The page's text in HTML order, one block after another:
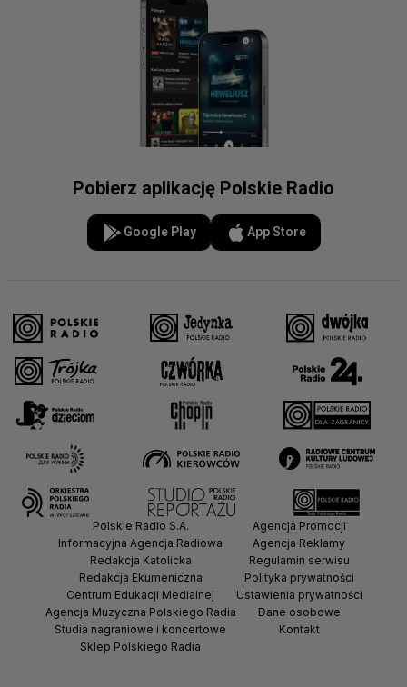
Pobierz aplikację Polskie Radio
Google Play App Store
Polskie Radio S.A.
Informacyjna Agencja Radiowa
Redakcja Katolicka
Redakcja Ekumeniczna
Centrum Edukacji Medialnej
Agencja Muzyczna Polskiego Radia
Studia nagraniowe i koncertowe
Sklep Polskiego Radia
Agencja Promocji
Agencja Reklamy
Regulamin serwisu
Polityka prywatności
Ustawienia prywatności
Dane osobowe
Kontakt